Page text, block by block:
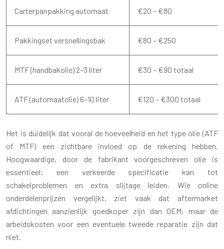
Carterpanpakking automaat €20 – €80
Pakkingset versnellingsbak €80 – €250
MTF (handbakolie) 2–3 liter €30 – €90 totaal
ATF (automaatolie) 6–10 liter €120 – €300 totaal
Het is duidelijk dat vooral de hoeveelheid en het type olie (ATF
of MTF) een zichtbare invloed op de rekening hebben.
Hoogwaardige, door de fabrikant voorgeschreven olie is
essentieel; een verkeerde specificatie kan tot
schakelproblemen en extra slijtage leiden. Wie online
onderdelenprijzen vergelijkt, ziet vaak dat aftermarket
afdichtingen aanzienlijk goedkoper zijn dan OEM, maar de
arbeidskosten voor een eventuele tweede reparatie zijn dat
niet.